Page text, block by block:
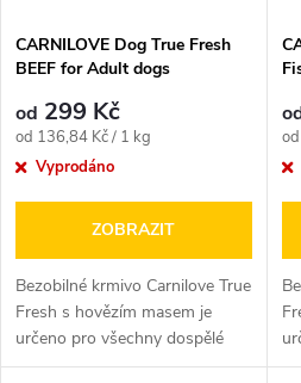
p
r
o
d
u
k
s
p
r
o
d
u
CARNILOVE Dog True Fresh
BEEF for Adult dogs
od 299 Kč
Měrná
cena:
od 136,84 Kč / 1 kg
Vyprodáno
ZOBRAZIT
Bezobilné krmivo Carnilove True
Fresh s hovězím masem je
určeno pro všechny dospělé
psy. Holistická krmiva